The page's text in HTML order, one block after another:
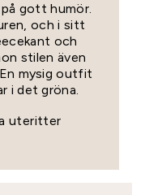
gott humör.
och i sitt
och
stilen även
mysig outfit
i det gröna.
uteritter